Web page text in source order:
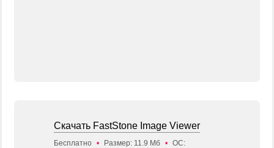
Скачать FastStone Image Viewer
Бесплатно • Размер: 11.9 Мб • ОС: